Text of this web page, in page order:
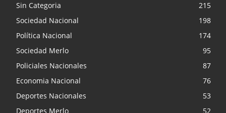
Sin Categoria
215
Sociedad Nacional
198
Política Nacional
174
Sociedad Merlo
95
Policiales Nacionales
87
Economia Nacional
76
Deportes Nacionales
53
Deportes Merlo
52